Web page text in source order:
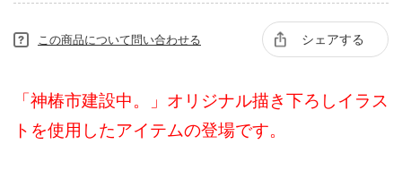
この商品について問い合わせる シェアする
「神椿市建設中。」オリジナル描き下ろしイラス
トを使用したアイテムの登場です。